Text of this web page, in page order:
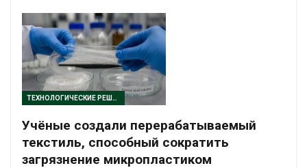
ТЕХНОЛОГИЧЕСКИЕ РЕШЕНИЯ
Учёные создали перерабатываемый
текстиль, способный сократить
загрязнение микропластиком